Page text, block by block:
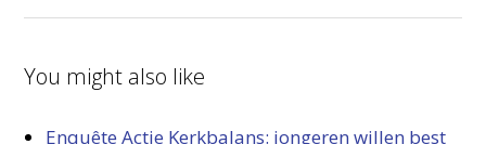
You might also like
Enquête Actie Kerkbalans: jongeren willen best